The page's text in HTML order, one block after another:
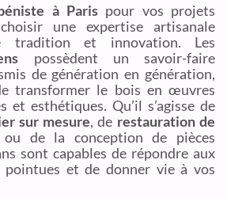
à Parispour vos projets
une expertise artisanale
tradition et innovation. Les
possèdent un savoir-faire
de génération en génération,
transformer le bois en œuvres
et esthétiques. Qu’il s’agisse de
sur mesure, de restauration de
de la conception de pièces
sont capables de répondre aux
pointues et de donner vie à vos